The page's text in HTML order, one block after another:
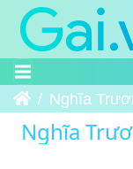
Trang chủ
Nghĩa Trương
Nghĩa